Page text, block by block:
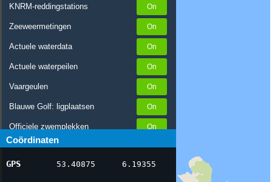
KNRM-reddingstations
Zeeweermetingen
Actuele waterdata
Actuele waterpeilen
Vaargeulen
Blauwe Golf: ligplaatsen
Officiele zwemplekken
Stremmingen/hinder
AIS scheepsposities
Coördinaten
GPS 53.40875 6.19355